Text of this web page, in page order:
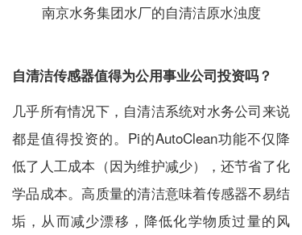
南京水务集团水厂的自清洁原水浊度
自清洁传感器值得为公用事业公司投资吗？
几乎所有情况下，自清洁系统对水务公司来说
都是值得投资的。Pi的AutoClean功能不仅降
低了人工成本（因为维护减少），还节省了化
学品成本。高质量的清洁意味着传感器不易结
垢，从而减少漂移，降低化学物质过量的风